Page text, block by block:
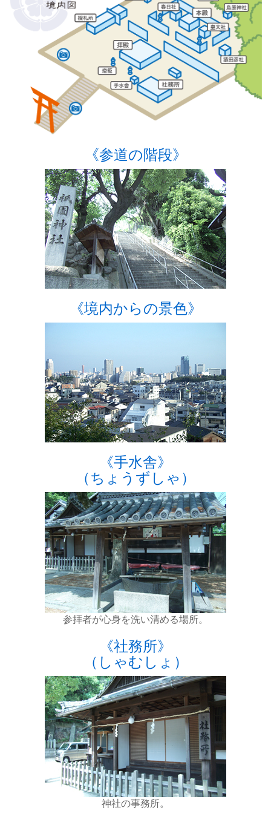
《参道の階段》
《境内からの景色》
《手水舎》
（ちょうずしゃ）
参拝者が心身を洗い清める場所。
《社務所》
（しゃむしょ）
神社の事務所。